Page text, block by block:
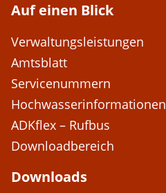
Auf einen Blick
Verwaltungsleistungen
Amtsblatt
Servicenummern
Hochwasserinformationen
ADKflex – Rufbus
Downloadbereich
Downloads